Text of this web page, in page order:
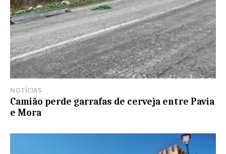
NOTÍCIAS
Camião perde garrafas de cerveja entre Pavia
e Mora